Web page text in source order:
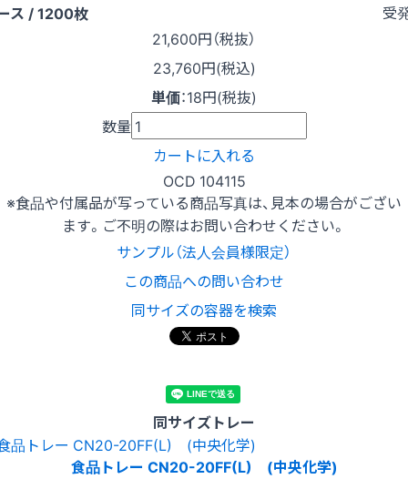
ス / 1200枚
受
21,600円（税抜）
23,760円(税込)
単価：18円(税抜)
数量
カートに入れる
OCD 104115
※食品や付属品が写っている商品写真は、見本の場合がござい
ます。ご不明の際はお問い合わせください。
サンプル（法人会員様限定）
この商品への問い合わせ
同サイズの容器を検索
同サイズトレー
食品トレー CN20-20FF(L) (中央化学)